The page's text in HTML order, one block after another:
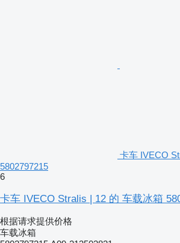
卡车 IVECO
5802797215
6
卡车 IVECO Stralis | 12 的 车载冰箱
根据请求提供价格
车载冰箱